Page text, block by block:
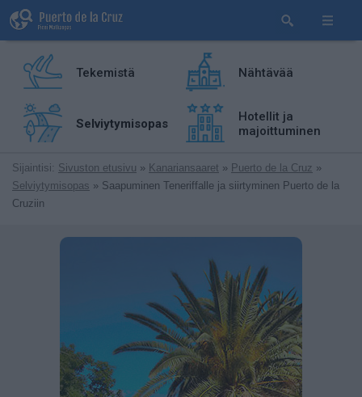
Tekemistä Nähtävää
Selviytymisopas
Hotellit ja
majoittuminen
Sijaintisi: Sivuston etusivu » Kanariansaaret » Puerto de la Cruz »
Selviytymisopas » Saapuminen Teneriffalle ja siirtyminen Puerto de la
Cruziin